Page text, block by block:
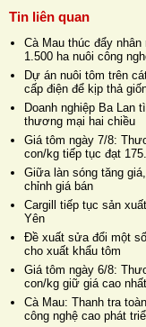
Tin liên quan
Cà Mau thúc đẩy
1.500 ha nuôi công
Dự án nuôi tôm trên
cấp điện để kịp thả
Doanh nghiệp Ba Lan
thương mại hai chiều
Giá tôm ngày 7/8:
con/kg tiếp tục đạt
Giữa làn sóng tăng
chỉnh giá bán
Cargill tiếp tục sản
Yên
Đề xuất sửa đổi một
cho xuất khẩu tôm
Giá tôm ngày 6/8:
con/kg giữ giá cao
Cà Mau: Thanh tra
công nghệ cao phát